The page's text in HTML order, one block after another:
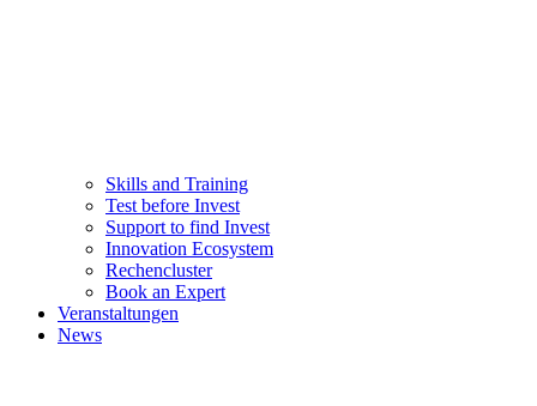
Skills and Training
Test before Invest
Support to find Invest
Innovation Ecosystem
Rechencluster​
Book an Expert
Veranstaltungen
News